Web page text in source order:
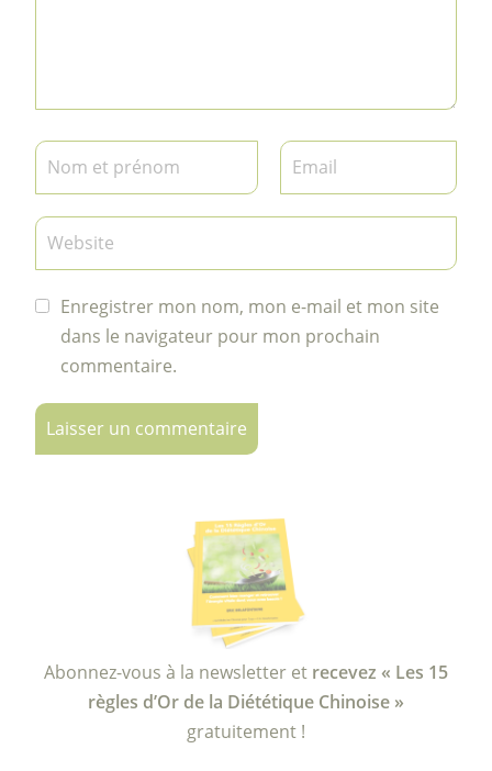
Enregistrer mon nom, mon e-mail et mon site
dans le navigateur pour mon prochain
commentaire.
Abonnez-vous à la newsletter et recevez « Les 15
règles d’Or de la Diététique Chinoise »
gratuitement !